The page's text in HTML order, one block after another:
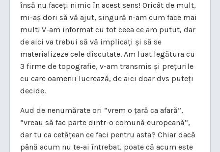
însă nu faceți nimic în acest sens! Oricât de mult,
mi-aș dori să vă ajut, singură n-am cum face mai
mult! V-am informat cu tot ceea ce am putut, dar
de aici va trebui să vă implicați și să se
materializeze cele discutate. Am luat legătura cu
3 firme de topografie, v-am transmis și prețurile
cu care oamenii lucrează, de aici doar dvs puteți
decide.
Aud de nenumărate ori “vrem o țară ca afară”,
“vreau să fac parte dintr-o comună europeană”,
dar tu ca cetățean ce faci pentru asta? Chiar dacă
până acum nu te-ai întrebat, poate că acum este